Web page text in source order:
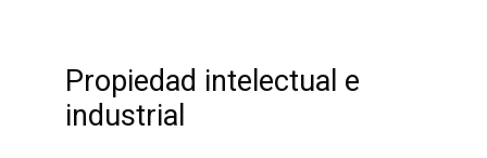
Propiedad intelectual e
industrial